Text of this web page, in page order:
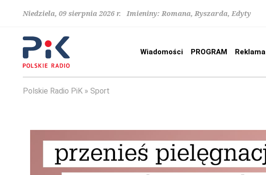
Niedziela, 09 sierpnia 2026 r. Imieniny: Romana, Ryszarda, Edyty
Wiadomości PROGRAM Reklama
Polskie Radio PiK Sport